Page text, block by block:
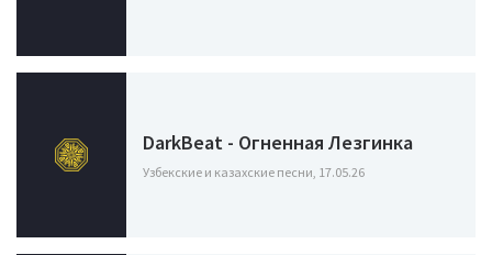
DarkBeat - Огненная Лезгинка
Узбекские и казахские песни, 17.05.26